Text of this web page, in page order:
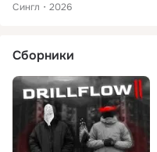
Сингл
2026
Сборники